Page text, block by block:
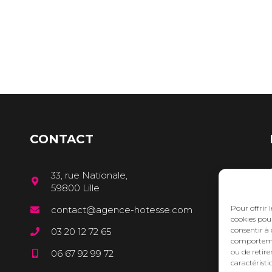
Pour offrir
cookies
consentir à
ou de
CONTACT
33, rue Nationale,
59800 Lille
contact@agence-hotesse.com
03 20 12 72 65
06 67 92 99 72